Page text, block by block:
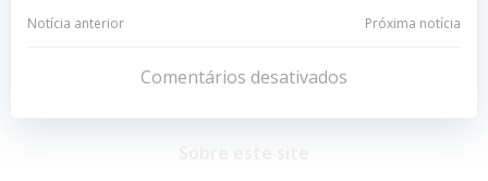
Navegação
Post
Notícia anterior
Navegação
de
Post
Próxima notícia
Comentários desativados